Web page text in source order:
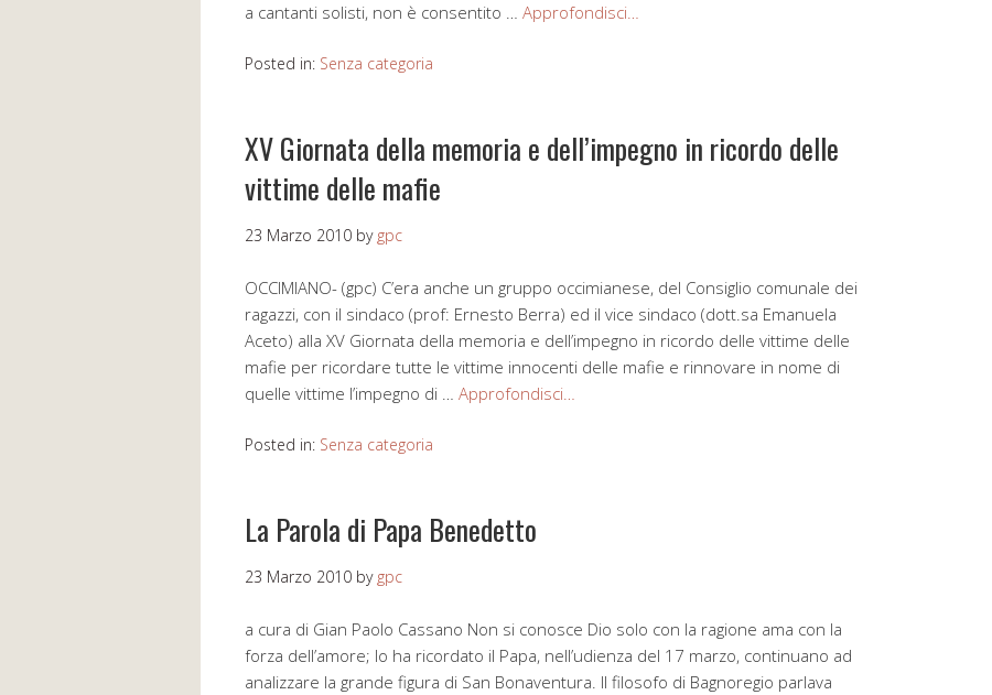
a cantanti solisti, non è consentito … Approfondisci…
Posted in: Senza categoria
XV Giornata della memoria e dell’impegno in ricordo delle
vittime delle mafie
23 Marzo 2010 by gpc
OCCIMIANO- (gpc) C’era anche un gruppo occimianese, del Consiglio comunale dei
ragazzi, con il sindaco (prof: Ernesto Berra) ed il vice sindaco (dott.sa Emanuela
Aceto) alla XV Giornata della memoria e dell’impegno in ricordo delle vittime delle
mafie per ricordare tutte le vittime innocenti delle mafie e rinnovare in nome di
quelle vittime l’impegno di … Approfondisci…
Posted in: Senza categoria
La Parola di Papa Benedetto
23 Marzo 2010 by gpc
a cura di Gian Paolo Cassano Non si conosce Dio solo con la ragione ama con la
forza dell’amore; lo ha ricordato il Papa, nell’udienza del 17 marzo, continuano ad
analizzare la grande figura di San Bonaventura. II filosofo di Bagnoregio parlava